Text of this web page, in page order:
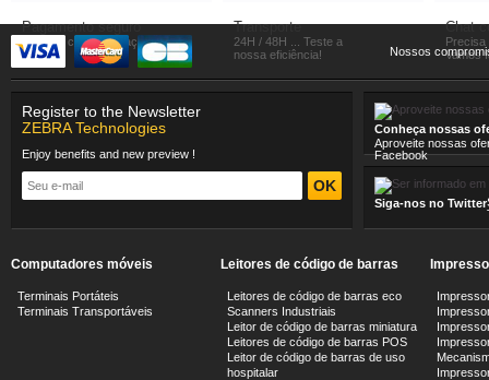
Pagamento seguro
Compre com seguraça
Transporte
24H / 48H ... Teste a
nossa eficiência!
Chat
Precisa
Vamos
Nossos
Register to the Newsletter
ZEBRA Technologies
Enjoy benefits and new preview !
Conheça nossas
Aproveite nossas
Facebook
Siga-nos no Twitter
Computadores móveis
Terminais Portáteis
Terminais Transportáveis
Leitores de código de barras
Leitores de código de barras eco
Scanners Industriais
Leitor de código de barras miniatura
Leitores de código de barras POS
Leitor de código de barras de uso
hospitalar